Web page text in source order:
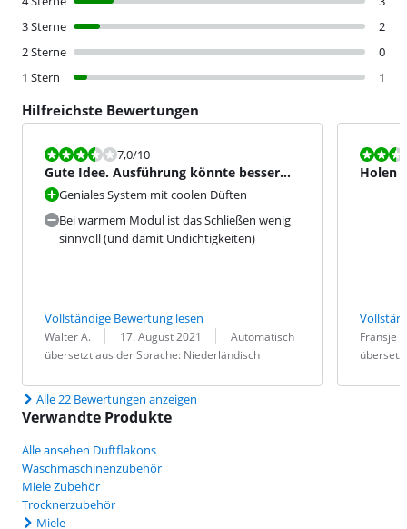
3 Sterne
2
2 Sterne
0
1 Stern
1
Hilfreichste Bewertungen
Bewertet mit 7,0 von 10.
7,0/10
Gute Idee. Ausführung könnte besser
seinGeniales System mit coolen Düften
Bei warmem Modul ist das Schließen wenig
sinnvoll (und damit Undichtigkeiten)
Vollständige Bewertung lesen
Bewertung von:
Walter A.
Datum: 17. August 2021
Übersetzung:
Automatisch
übersetzt aus der Sprache: Niederländisch
Bewertet
Holen
Bewertung
Fransje
Datum:
Alle 22 Bewertungen anzeigen
Verwandte Produkte
Alle ansehen Duftflakons
Waschmaschinenzubehör
Miele Zubehör
Trocknerzubehör
Miele